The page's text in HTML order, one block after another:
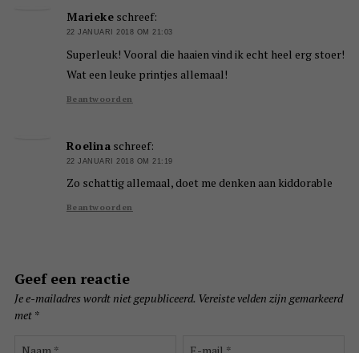
Marieke schreef:
22 JANUARI 2018 OM 21:03
Superleuk! Vooral die haaien vind ik echt heel erg stoer!
Wat een leuke printjes allemaal!
Beantwoorden
Roelina schreef:
22 JANUARI 2018 OM 21:19
Zo schattig allemaal, doet me denken aan kiddorable
Beantwoorden
Geef een reactie
Je e-mailadres wordt niet gepubliceerd. Vereiste velden zijn gemarkeerd
met *